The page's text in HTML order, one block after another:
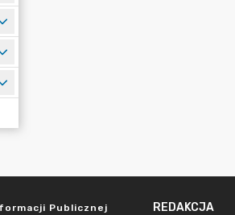
Publicznej REDAKCJA